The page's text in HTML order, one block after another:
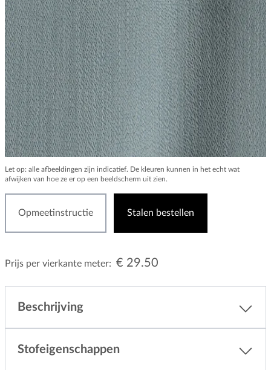
Let op: alle afbeeldingen zijn indicatief. De kleuren kunnen in het echt wat
afwijken van hoe ze er op een beeldscherm uit zien.
Opmeetinstructie Stalen bestellen
Prijs per vierkante meter: € 29.50
Beschrijving
Stofeigenschappen